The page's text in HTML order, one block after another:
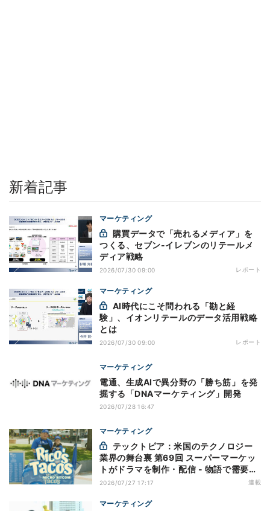
新着記事
マーケティング
つくる、セブン-イレブンのリテールメ
ディア戦略
2026/07/30 09:00 レポート
マーケティング
験」、イオンリテールのデータ活用戦略
とは
2026/07/30 09:00 レポート
マーケティング
電通、生成AIで異分野の「勝ち筋」を発
掘する「DNAマーケティング」開発
2026/07/28 16:47
マーケティング
業界の舞台裏 第69回 スーパーマーケッ
トがドラマを制作・配信 - 物語で需要を
演出する小売メディア
2026/07/27 17:17 連載
マーケティング